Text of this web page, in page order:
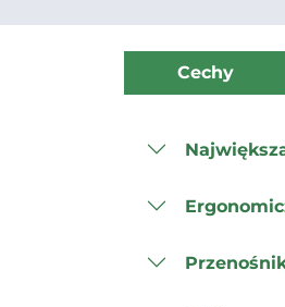
Cechy